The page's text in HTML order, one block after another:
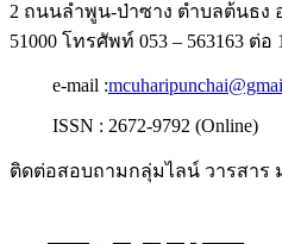
2 ถนนลำพูน-ป่าซาง ตำบลต้นธง
51000 โทรศัพท์ 053 – 563163 ต่อ
e-mail :
ISSN : 2672-9792 (Online)
ติดต่อสอบถามกลุ่มไลน์ วารสา